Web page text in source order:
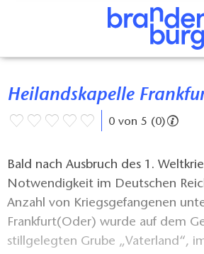
Heilandskapelle
0 von 5 (0)
Bald nach Ausbruch des 1.
Notwendigkeit im Deutschen
Anzahl von Kriegsgefangenen
Frankfurt(Oder) wurde auf dem
stillgelegten Grube „Vaterland“,